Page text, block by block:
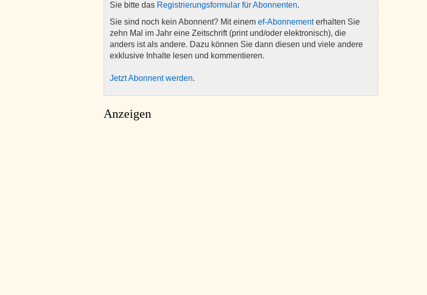
Sie bitte das Registrierungsformular für Abonnenten.
Sie sind noch kein Abonnent? Mit einem ef-Abonnementerhalten Sie
zehn Mal im Jahr eine Zeitschrift (print und/oder elektronisch), die
anders ist als andere. Dazu können Sie dann diesen und viele andere
exklusive Inhalte lesen und kommentieren.
Jetzt Abonnent werden.
Anzeigen